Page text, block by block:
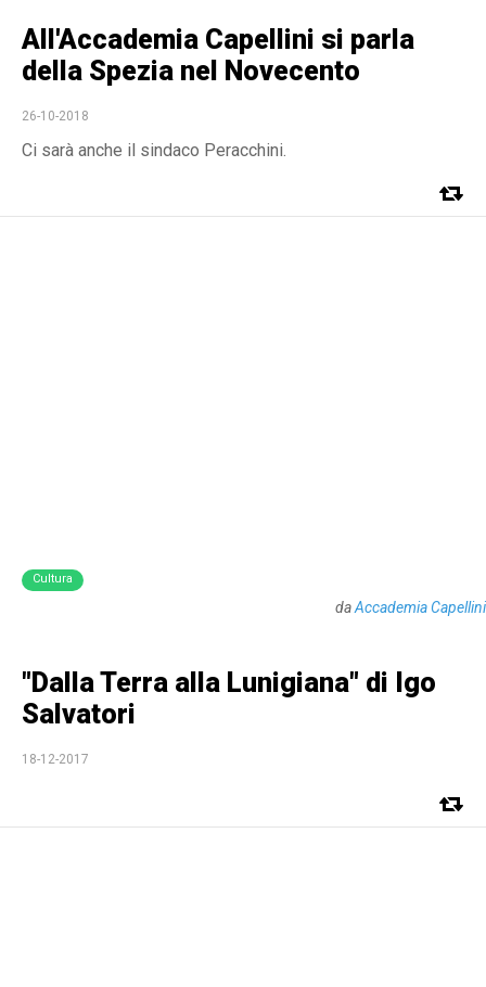
All'Accademia Capellini si parla
della Spezia nel Novecento
26-10-2018
Ci sarà anche il sindaco Peracchini.
Cultura
daAccademia Capellini
"Dalla Terra alla Lunigiana" di Igo
Salvatori
18-12-2017